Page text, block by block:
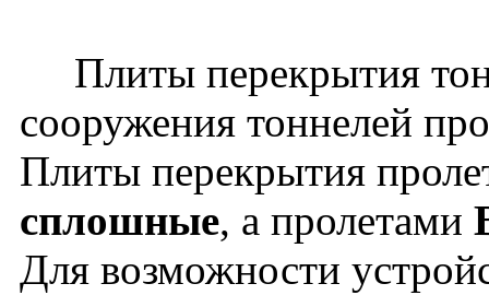
Плиты перекрытия
сооружения тоннелей
Плиты перекрытия
сплошные, а пролетами
Для возможности